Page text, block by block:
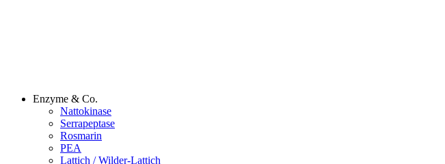
Enzyme & Co.
Nattokinase
Serrapeptase
Rosmarin
PEA
Lattich / Wilder-Lattich